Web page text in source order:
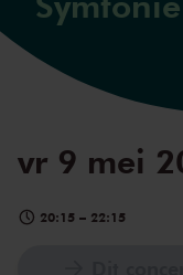
vr 9 mei
20:15 – 22:15